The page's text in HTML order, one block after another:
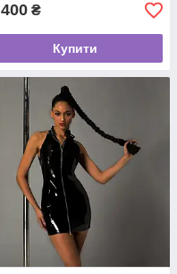
₴
Купити